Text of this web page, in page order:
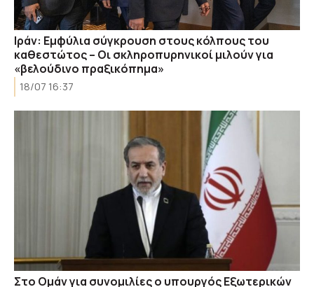
Ιράν: Εμφύλια σύγκρουση στους κόλπους του
καθεστώτος – Οι σκληροπυρηνικοί μιλούν για
«βελούδινο πραξικόπημα»
18/07 16:37
Στο Ομάν για συνομιλίες ο υπουργός Εξωτερικών